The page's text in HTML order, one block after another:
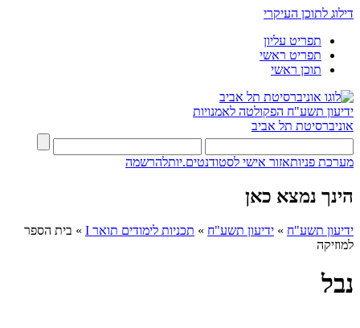
דילוג לתוכן העיקרי
תפריט עליון
תפריט ראשי
תוכן ראשי
ידיעון תשע"ח הפקולטה לאמנויות
אוניברסיטת תל אביב
מערכת פניותאזור אישי לסטודנטים.יותלהרשמה
הינך נמצא כאן
ידיעון תשע"ח » ידיעון תשע"ח » תכניות לימודים תואר I » בית הספר
למוזיקה
נבל